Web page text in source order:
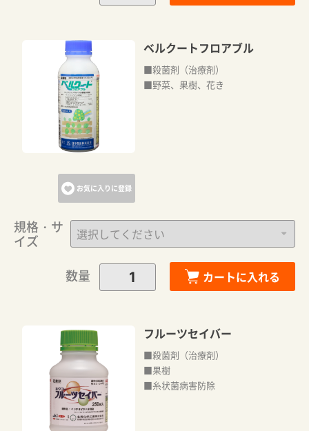
お気に入りに登録
ベルクートフロアブル
■殺菌剤（治療剤）
■野菜、果樹、花き
規格・サ
イズ
数量
カートに入れる
フルーツセイバー
■殺菌剤（治療剤）
■果樹
■糸状菌病害防除
カートに追加しました。